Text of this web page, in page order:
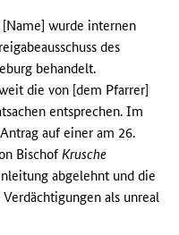
wurde internen
des
behandelt.
die von [dem Pfarrer]
entsprechen. Im
auf einer am 26.
BischofKrusche
abgelehnt und die
als unreal